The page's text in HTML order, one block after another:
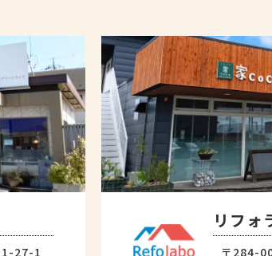
27-1
リフォ
〒284-